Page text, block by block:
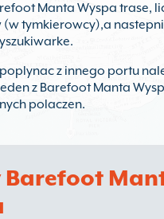
Manta Wyspa trase,
(w tymkierowcy),a
poplynac z innego portu
z Barefoot Manta
polaczen.
Barefoot